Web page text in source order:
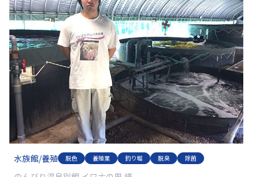
水族館/養殖 脱色 養殖業 釣り堀 脱臭 除菌